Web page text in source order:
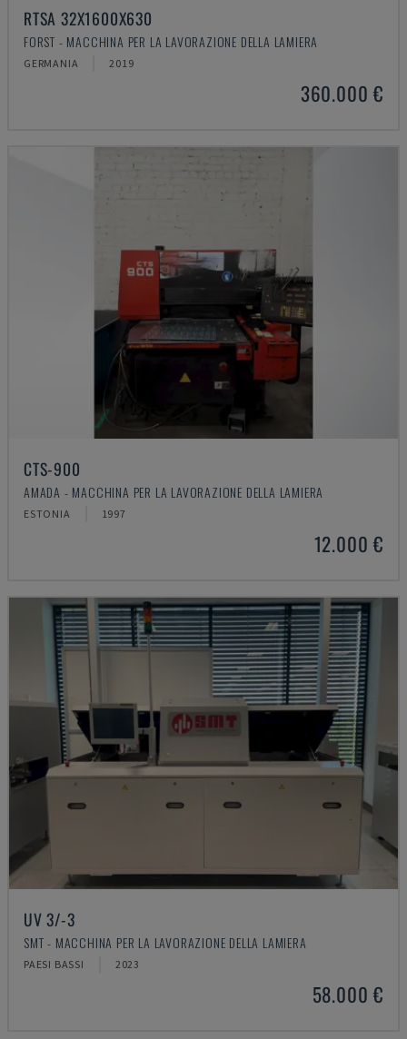
RTSA 32X1600X630
FORST - MACCHINA PER LA LAVORAZIONE DELLA LAMIERA
GERMANIA 2019
360.000 €
CTS-900
AMADA - MACCHINA PER LA LAVORAZIONE DELLA LAMIERA
ESTONIA 1997
12.000 €
UV 3/-3
SMT - MACCHINA PER LA LAVORAZIONE DELLA LAMIERA
PAESI BASSI 2023
58.000 €